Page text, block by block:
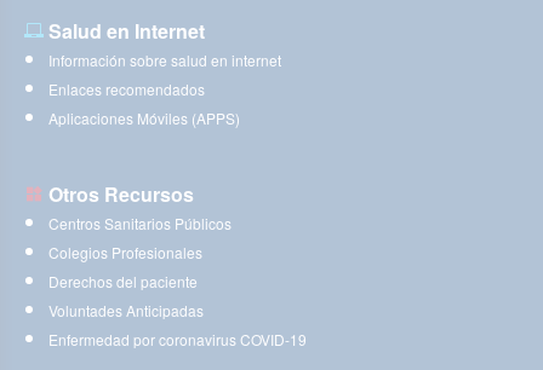
Salud en Internet
Información sobre salud en internet
Enlaces recomendados
Aplicaciones Móviles (APPS)
Otros Recursos
Centros Sanitarios Públicos
Colegios Profesionales
Derechos del paciente
Voluntades Anticipadas
Enfermedad por coronavirus COVID-19